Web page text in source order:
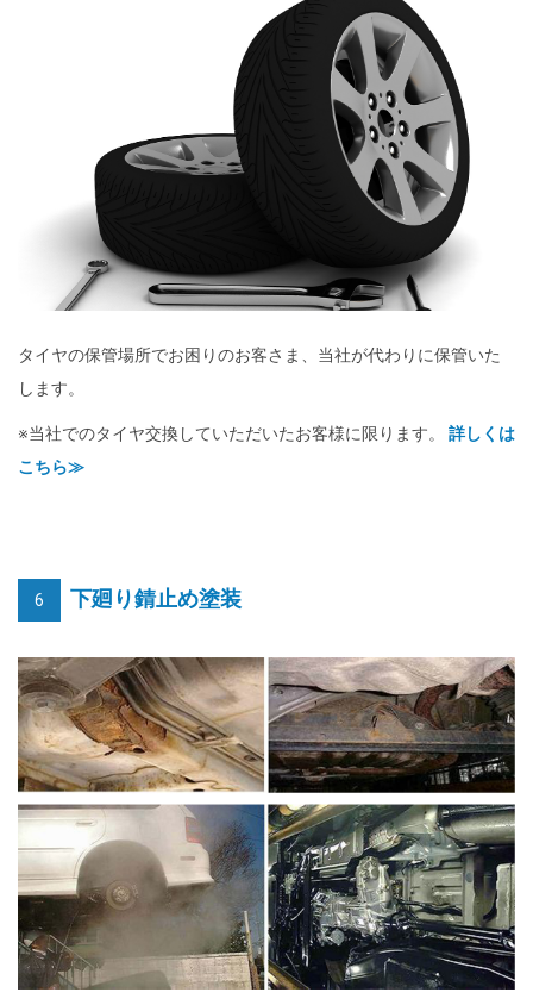
タイヤの保管場所でお困りのお客さま、当社が代わりに保管いた
します。
※当社でのタイヤ交換していただいたお客様に限ります。 詳しくは
こちら≫
6 下廻り錆止め塗装